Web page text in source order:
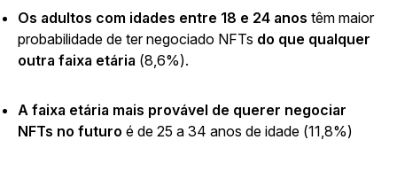
Os adultos com idades entre 18 e 24 anos têm maior
probabilidade de ter negociado NFTs do que qualquer
outra faixa etária (8,6%).
A faixa etária mais provável de querer negociar
NFTs no futuro é de 25 a 34 anos de idade (11,8%)